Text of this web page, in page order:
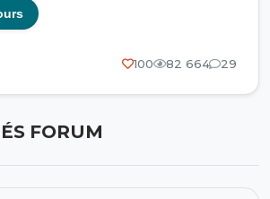
100 82 664 29
FORUM